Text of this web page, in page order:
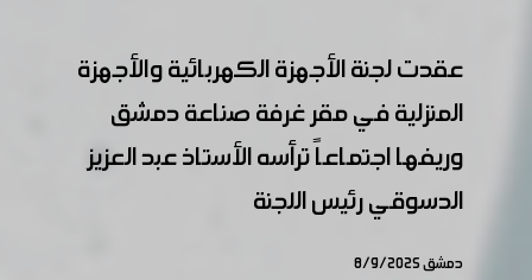
عقدت لجنة الأجهزة الكهربائية والأجهزة
المنزلية في مقر غرفة صناعة دمشق
وريفها اجتماعاً ترأسه الأستاذ عبد العزيز
الدسوقي رئيس اللجنة
دمشق 8/9/2025